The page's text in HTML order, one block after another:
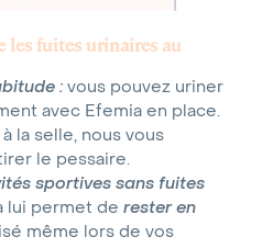
les fuites urinaires au
: vous pouvez uriner
avec Efemia en place.
la selle, nous vous
le pessaire.
sportives sans fuites
lui permet de rester en
même lors de vos